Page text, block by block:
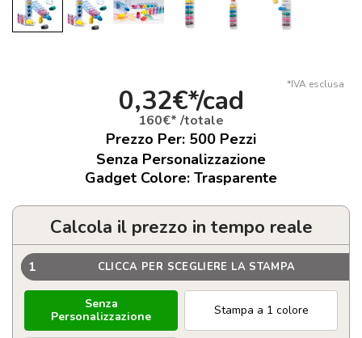
*IVA esclusa
0,32€*/cad
160€* /totale
Prezzo Per: 500 Pezzi
Senza Personalizzazione
Gadget Colore: Trasparente
Calcola il prezzo in tempo reale
1 CLICCA PER SCEGLIERE LA STAMPA
Senza
Personalizzazione
Stampa a 1 colore